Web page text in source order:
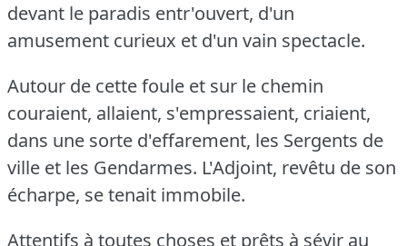
devant le paradis entr'ouvert, d'un
amusement curieux et d'un vain spectacle.
Autour de cette foule et sur le chemin
couraient, allaient, s'empressaient, criaient,
dans une sorte d'effarement, les Sergents de
ville et les Gendarmes. L'Adjoint, revêtu de son
écharpe, se tenait immobile.
Attentifs à toutes choses et prêts à sévir au